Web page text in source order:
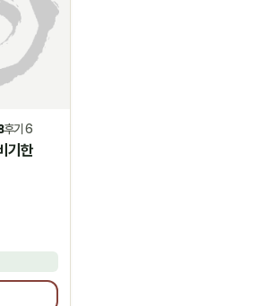
후기 6
기한